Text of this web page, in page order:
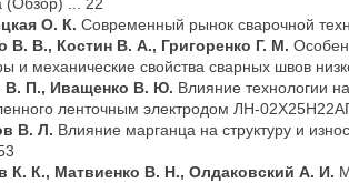
О. К. Современный рынок сварочной
В. В., Костин В. А., Григоренко Г. М.
и механические свойства сварных швов
В. П., Иващенко В. Ю. Влияние технологии
ленточным электродом ЛН-
В. Л. Влияние марганца на структуру и
К. К., Матвиенко В. Н., Олдаковский А. И.